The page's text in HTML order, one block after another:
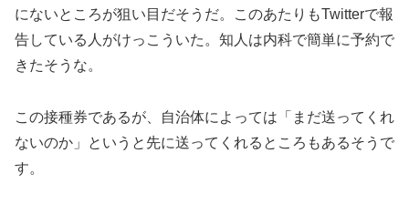
にないところが狙い目だそうだ。このあたりもTwitterで報
告している人がけっこういた。知人は内科で簡単に予約で
きたそうな。
この接種券であるが、自治体によっては「まだ送ってくれ
ないのか」というと先に送ってくれるところもあるそうで
す。